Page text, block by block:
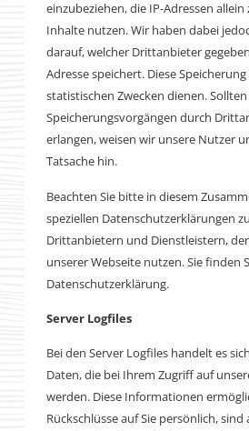
einzubeziehen, die IP-Adressen
Inhalte nutzen. Wir haben dabei
darauf, welcher Drittanbieter
Adresse speichert. Diese
statistischen Zwecken dienen.
Speicherungsvorgängen durch
erlangen, weisen wir unsere Nutzer
Tatsache hin.
Beachten Sie bitte in diesem
speziellen Datenschutzerklärungen
Drittanbietern und Dienstleistern,
unserer Webseite nutzen. Sie finden
Datenschutzerklärung.
Server Logfiles
Bei den Server Logfiles handelt es
Daten, die bei Ihrem Zugriff auf
werden. Diese Informationen
Rückschlüsse auf Sie persönlich,